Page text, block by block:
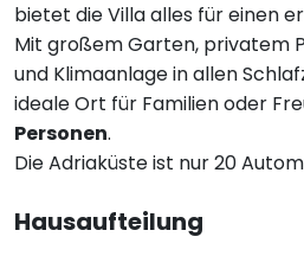
bietet die Villa alles für einen
Mit großem Garten, privatem
und Klimaanlage in allen
ideale Ort für Familien oder
Personen.
Die Adriaküste ist nur 20
Hausaufteilung